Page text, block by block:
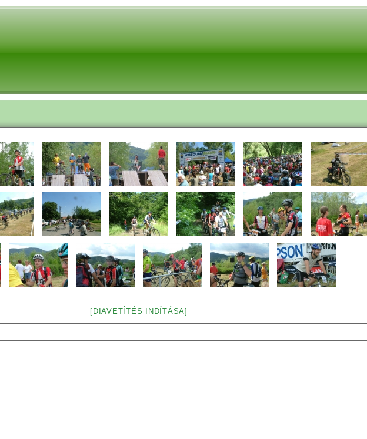
[DIAVETÍTÉS INDÍTÁSA]